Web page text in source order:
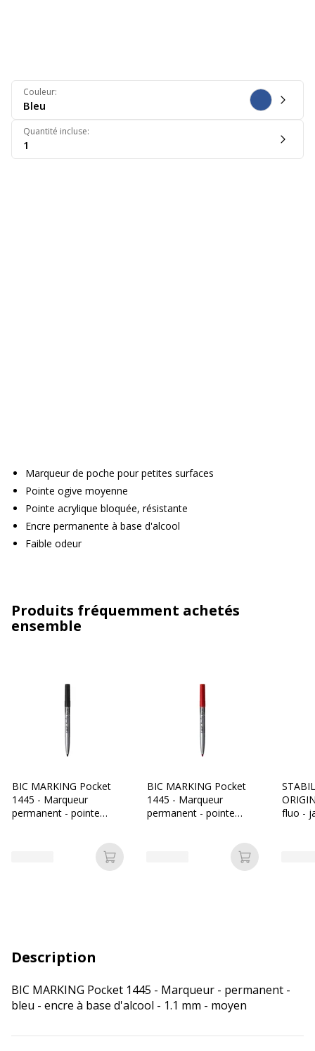
Couleur:
Bleu
Quantité incluse:
1
Marqueur de poche pour petites surfaces
Pointe ogive moyenne
Pointe acrylique bloquée, résistante
Encre permanente à base d'alcool
Faible odeur
Produits fréquemment achetés
ensemble
BIC MARKING Pocket
1445 - Marqueur
permanent - pointe
Ajouter au panier
BIC MARKING Pocket
1445 - Marqueur
permanent - pointe
Ajouter au
fluo -
Description
BIC MARKING Pocket 1445 - Marqueur - permanent -
bleu - encre à base d'alcool - 1.1 mm - moyen